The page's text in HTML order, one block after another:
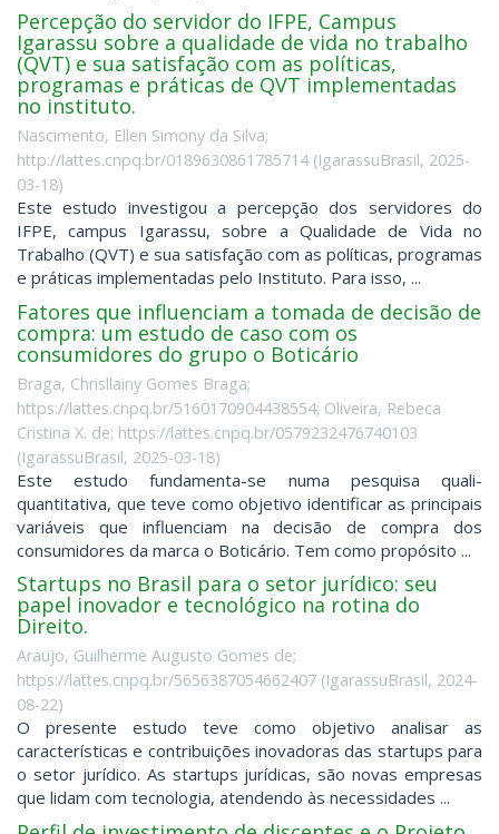
Percepção do servidor do IFPE, Campus
Igarassu sobre a qualidade de vida no trabalho
(QVT) e sua satisfação com as políticas,
programas e práticas de QVT implementadas
no instituto.
Nascimento, Ellen Simony da Silva;
http://lattes.cnpq.br/0189630861785714 (IgarassuBrasil, 2025-
03-18)
Este estudo investigou a percepção dos servidores do
IFPE, campus Igarassu, sobre a Qualidade de Vida no
Trabalho (QVT) e sua satisfação com as políticas, programas
e práticas implementadas pelo Instituto. Para isso, ...
Fatores que influenciam a tomada de decisão de
compra: um estudo de caso com os
consumidores do grupo o Boticário
Braga, Chrisllainy Gomes Braga;
https://lattes.cnpq.br/5160170904438554; Oliveira, Rebeca
Cristina X. de; https://lattes.cnpq.br/0579232476740103
(IgarassuBrasil, 2025-03-18)
Este estudo fundamenta-se numa pesquisa quali-
quantitativa, que teve como objetivo identificar as principais
variáveis que influenciam na decisão de compra dos
consumidores da marca o Boticário. Tem como propósito ...
Startups no Brasil para o setor jurídico: seu
papel inovador e tecnológico na rotina do
Direito.
Araujo, Guilherme Augusto Gomes de;
https://lattes.cnpq.br/5656387054662407 (IgarassuBrasil, 2024-
08-22)
O presente estudo teve como objetivo analisar as
características e contribuições inovadoras das startups para
o setor jurídico. As startups jurídicas, são novas empresas
que lidam com tecnologia, atendendo às necessidades ...